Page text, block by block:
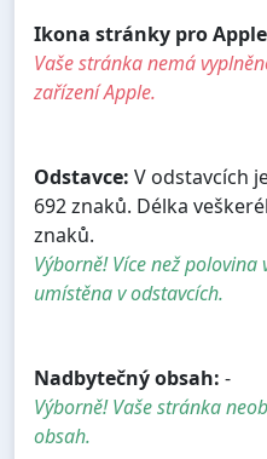
Ikona stránky pro
Vaše stránka nemá
zařízení Apple.
Odstavce: V odstavcích
692 znaků. Délka
znaků.
Výborně! Více než
umístěna v odstavcích.
Nadbytečný obsah: -
Výborně! Vaše stránka
obsah.